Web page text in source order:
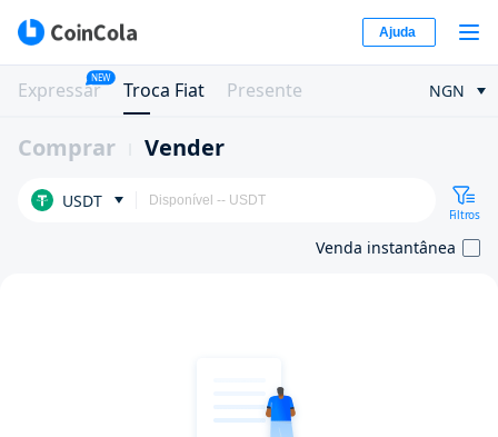
Ajuda
Expressar
NEW
Troca Fiat Presente NGN
Comprar Vender
USDT
Filtros
Venda instantânea